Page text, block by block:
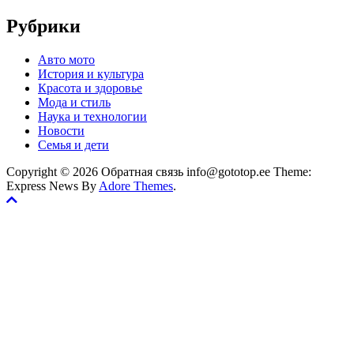
Рубрики
Авто мото
История и культура
Красота и здоровье
Мода и стиль
Наука и технологии
Новости
Семья и дети
Copyright © 2026 Обратная связь info@gototop.ee Theme:
Express News By Adore Themes.